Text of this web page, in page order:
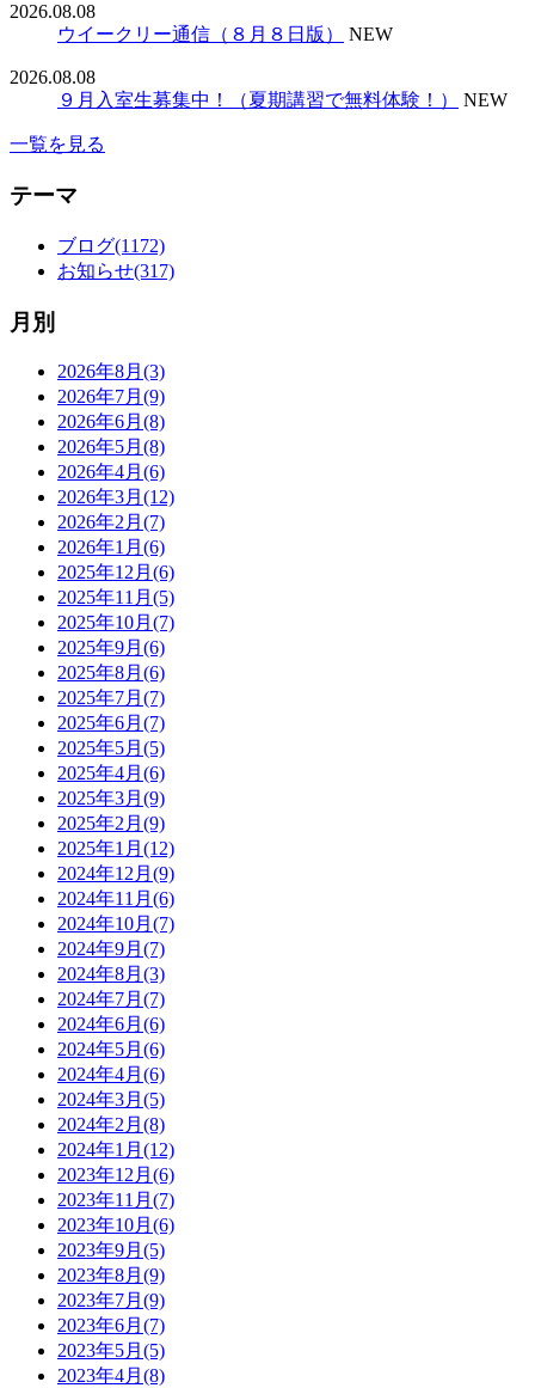
2026.08.08
ウイークリー通信（８月８日版）
NEW
2026.08.08
９月入室生募集中！（夏期講習で無料体験！）
NEW
一覧を見る
テーマ
ブログ(1172)
お知らせ(317)
月別
2026年8月(3)
2026年7月(9)
2026年6月(8)
2026年5月(8)
2026年4月(6)
2026年3月(12)
2026年2月(7)
2026年1月(6)
2025年12月(6)
2025年11月(5)
2025年10月(7)
2025年9月(6)
2025年8月(6)
2025年7月(7)
2025年6月(7)
2025年5月(5)
2025年4月(6)
2025年3月(9)
2025年2月(9)
2025年1月(12)
2024年12月(9)
2024年11月(6)
2024年10月(7)
2024年9月(7)
2024年8月(3)
2024年7月(7)
2024年6月(6)
2024年5月(6)
2024年4月(6)
2024年3月(5)
2024年2月(8)
2024年1月(12)
2023年12月(6)
2023年11月(7)
2023年10月(6)
2023年9月(5)
2023年8月(9)
2023年7月(9)
2023年6月(7)
2023年5月(5)
2023年4月(8)